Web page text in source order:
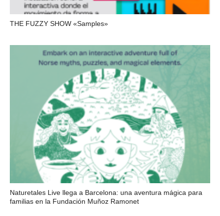
THE FUZZY SHOW «Samples»
Naturetales Live llega a Barcelona: una aventura mágica para
familias en la Fundación Muñoz Ramonet